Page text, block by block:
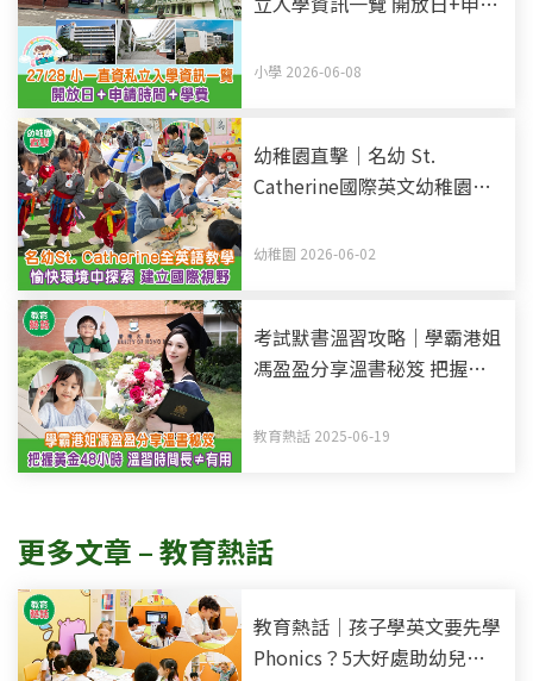
小學 2026-06-08
幼稚園直擊｜名幼 St.
Catherine國際英文幼稚園暨
中探索 建立國際視野
幼稚園 2026-06-02
考試默書溫習攻略｜學霸港姐
馮盈盈分享溫書秘笈 把握黃
不等於有用
教育熱話 2025-06-19
更多文章 – 教育熱話
教育熱話｜孩子學英文要先學
Phonics？5大好處助幼兒打